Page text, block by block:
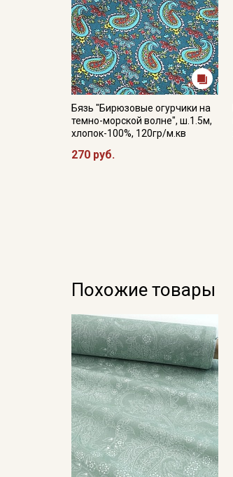
Бязь "Бирюзовые огурчики на
темно-морской волне", ш.1.5м,
хлопок-100%, 120гр/м.кв
270 руб.
Похожие товары